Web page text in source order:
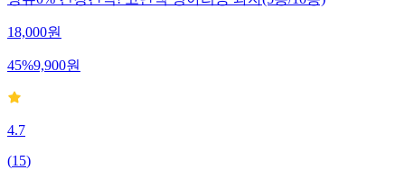
18,000원
45%9,900원
4.7
(15)